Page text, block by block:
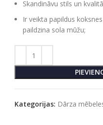
Skandināvu stils un
Ir veikta papildus
paildzina sola mūžu;
Kategorijas: Dārza